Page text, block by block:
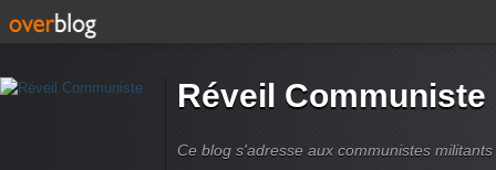
Réveil Communiste
Ce blog s'adresse aux communistes